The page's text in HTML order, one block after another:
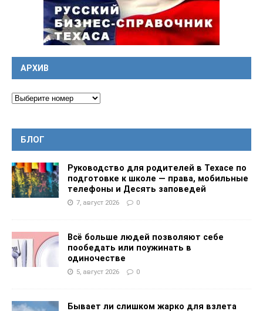
АРХИВ
БЛОГ
Руководство для родителей в Техасе по
подготовке к школе — права, мобильные
телефоны и Десять заповедей
7, август 2026 0
Всё больше людей позволяют себе
пообедать или поужинать в
одиночестве
5, август 2026 0
Бывает ли слишком жарко для взлета